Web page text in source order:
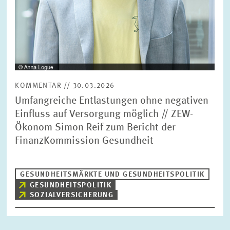
KOMMENTAR // 30.03.2026
Umfangreiche Entlastungen ohne negativen
Einfluss auf Versorgung möglich // ZEW-
Ökonom Simon Reif zum Bericht der
FinanzKommission Gesundheit
GESUNDHEITSMÄRKTE UND GESUNDHEITSPOLITIK
GESUNDHEITSPOLITIK
SOZIALVERSICHERUNG